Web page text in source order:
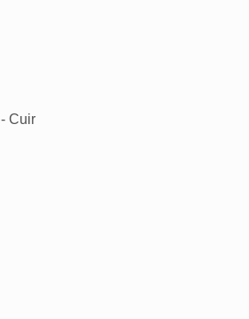
Cuir